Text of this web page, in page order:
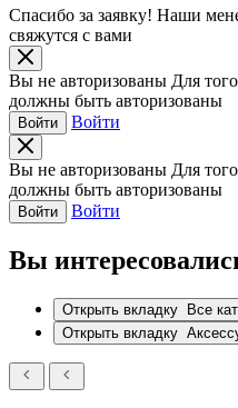
Спасибо за заявку! Наши
свяжутся с вами
Вы не авторизованы Для
должны быть авторизованы
Войти Войти
Вы не авторизованы Для
должны быть авторизованы
Войти Войти
Вы
Открыть вкладку
Все
Открыть вкладку